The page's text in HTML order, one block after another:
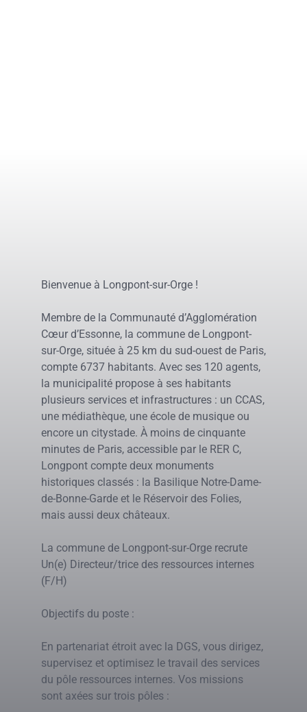
Bienvenue à Longpont-sur-Orge !
Membre de la Communauté d’Agglomération
Cœur d’Essonne, la commune de Longpont-
sur-Orge, située à 25 km du sud-ouest de Paris,
compte 6737 habitants. Avec ses 120 agents,
la municipalité propose à ses habitants
plusieurs services et infrastructures : un CCAS,
une médiathèque, une école de musique ou
encore un citystade. À moins de cinquante
minutes de Paris, accessible par le RER C,
Longpont compte deux monuments
historiques classés : la Basilique Notre-Dame-
de-Bonne-Garde et le Réservoir des Folies,
mais aussi deux châteaux.
La commune de Longpont-sur-Orge recrute
Un(e) Directeur/trice des ressources internes
(F/H)
Objectifs du poste :
En partenariat étroit avec la DGS, vous dirigez,
supervisez et optimisez le travail des services
du pôle ressources internes. Vos missions
sont axées sur trois pôles :